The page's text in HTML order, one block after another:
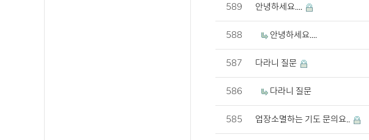
589 안녕하세요....
588 안녕하세요....
587 다라니 질문
586 다라니 질문
585 업장소멸하는 기도 문의요..